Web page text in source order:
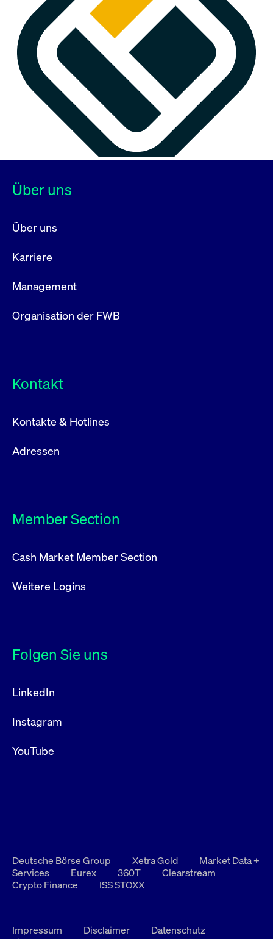
Über uns
Über uns
Karriere
Management
Organisation der FWB
Kontakt
Kontakte & Hotlines
Adressen
Member Section
Cash Market Member Section
Weitere Logins
Folgen Sie uns
LinkedIn
Instagram
YouTube
Deutsche Börse Group Xetra Gold
Market Data +
Services
Eurex 360T
Clearstream
Crypto Finance
ISS STOXX
Impressum Disclaimer
Datenschutz